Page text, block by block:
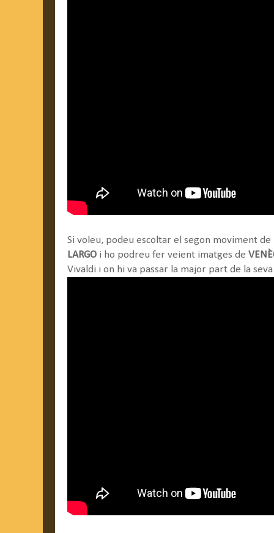
Si voleu, podeu escoltar el segon moviment de
LARGO i ho podreu fer veient imatges de
Vivaldi i on hi va passar la major part de la